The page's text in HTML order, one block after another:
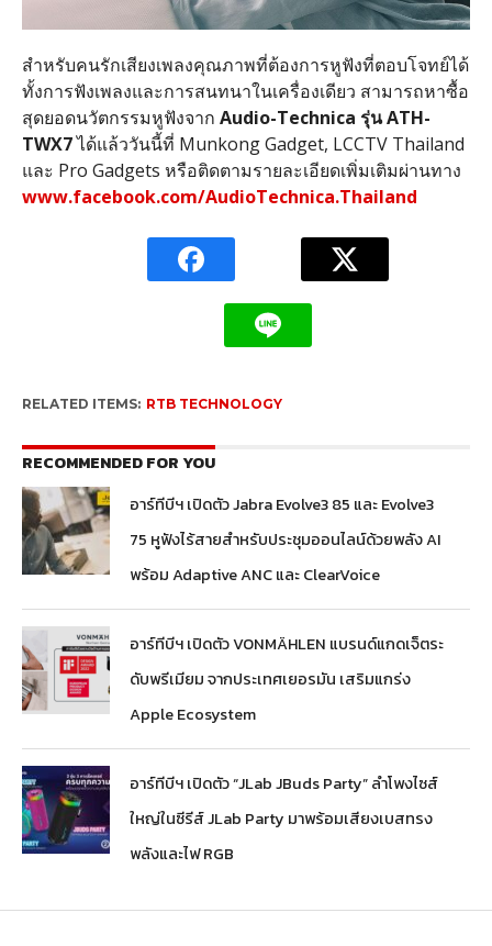
สำหรับคนรักเสียงเพลงคุณภาพที่ต้องการหูฟังที่ตอบโจทย์ได้
ทั้งการฟังเพลงและการสนทนาในเครื่องเดียว สามารถหาซื้อ
สุดยอดนวัตกรรมหูฟังจาก Audio-Technica รุ่นATH-
TWX7ได้แล้ววันนี้ที่ Munkong Gadget, LCCTV Thailand
และ Pro Gadgets หรือติดตามรายละเอียดเพิ่มเติมผ่านทาง
www.facebook.com/AudioTechnica.Thailand
RELATED ITEMS: RTB TECHNOLOGY
RECOMMENDED FOR YOU
อาร์ทีบีฯ เปิดตัว Jabra Evolve3 85 และ Evolve3
75 หูฟังไร้สายสำหรับประชุมออนไลน์ด้วยพลัง AI
พร้อม Adaptive ANC และ ClearVoice
อาร์ทีบีฯ เปิดตัว VONMÄHLEN แบรนด์แกดเจ็ตระ
ดับพรีเมียม จากประเทศเยอรมัน เสริมแกร่ง
Apple Ecosystem
อาร์ทีบีฯ เปิดตัว “JLab JBuds Party” ลำโพงไซส์
ใหญ่ในซีรีส์ JLab Party มาพร้อมเสียงเบสทรง
พลังและไฟ RGB